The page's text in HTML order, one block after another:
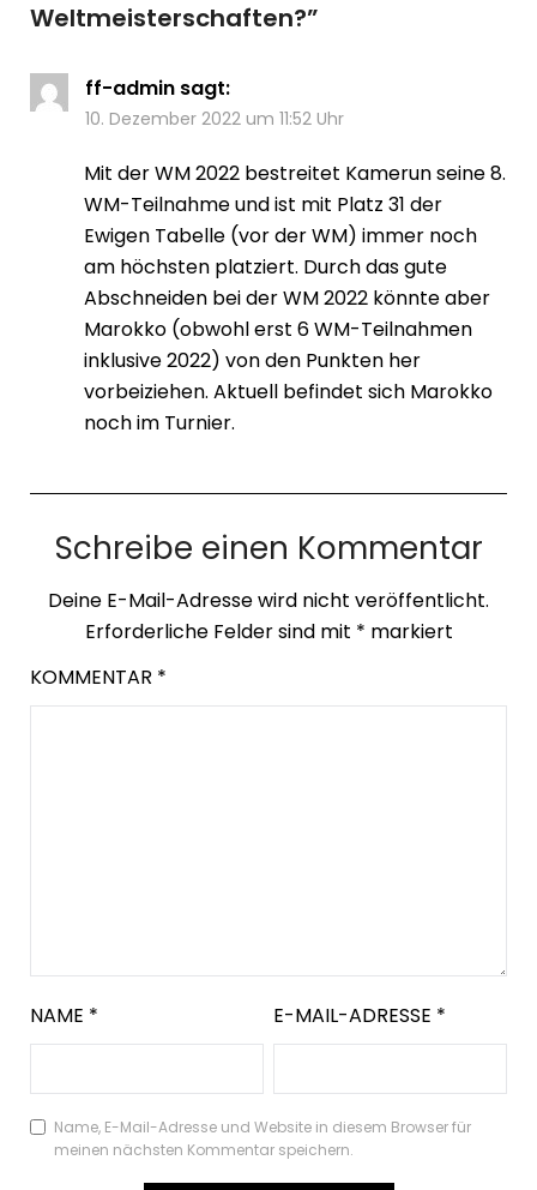
Weltmeisterschaften?”
ff-admin sagt:
10. Dezember 2022 um 11:52 Uhr
Mit der WM 2022 bestreitet Kamerun seine 8.
WM-Teilnahme und ist mit Platz 31 der
Ewigen Tabelle (vor der WM) immer noch
am höchsten platziert. Durch das gute
Abschneiden bei der WM 2022 könnte aber
Marokko (obwohl erst 6 WM-Teilnahmen
inklusive 2022) von den Punkten her
vorbeiziehen. Aktuell befindet sich Marokko
noch im Turnier.
Schreibe einen Kommentar
Deine E-Mail-Adresse wird nicht veröffentlicht.
Erforderliche Felder sind mit * markiert
KOMMENTAR *
NAME * E-MAIL-ADRESSE *
Name, E-Mail-Adresse und Website in diesem Browser für
meinen nächsten Kommentar speichern.